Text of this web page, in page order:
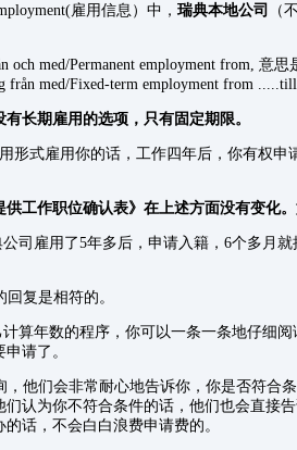
雇用信息）中， 瑞典本地公司
（
och med/Permanent employment from, 意思
från med/Fixed-term employment from
长期雇用的选项，只有固定期限。
形式雇用你的话，工作四年后，你有权
工作职位确认表》在上述方面没有变化
司雇用了5年多后，申请入籍，6个多月
复是相符的。
算年数的程序，你可以一条一条地仔细
请了。
，他们会非常耐心地告诉你，你是否符合
认为你不符合条件的话，他们也会直接
话，不会白白浪费申请费的。